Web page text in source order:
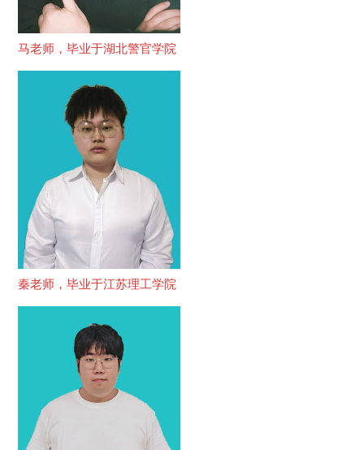
马老师，毕业于湖北警官学院
秦老师，毕业于江苏理工学院